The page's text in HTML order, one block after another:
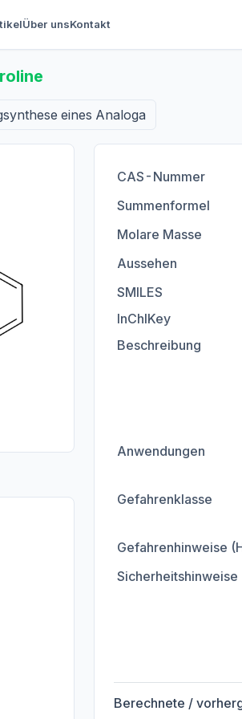
Über unsKontakt
eines Analoga
CAS-Nummer
Summenformel
Molare Masse
Aussehen
SMILES
InChIKey
Beschreibung
Anwendungen
Gefahrenklasse
Gefahrenhinweise
Berechnete /